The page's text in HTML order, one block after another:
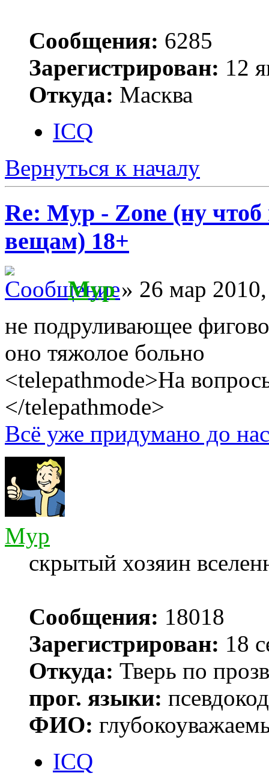
Сообщения: 6285
Зарегистрирован: 12
Откуда: Масква
ICQ
Вернуться к началу
Re: Myp - Zone (ну
вещам) 18+
Myp» 26 мар
не подруливающее
оно тяжолое больно
<telepathmode>На
</telepathmode>
Всё уже придумано до
Myp
скрытый хозяин
Сообщения: 18018
Зарегистрирован: 18
Откуда: Тверь по
прог. языки:
ФИО:
ICQ